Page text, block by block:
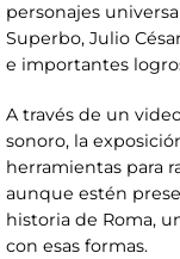
personajes
Superbo, Julio
e importantes
A través de un
sonoro, la
herramientas para
aunque estén
historia de Roma,
con esas formas.